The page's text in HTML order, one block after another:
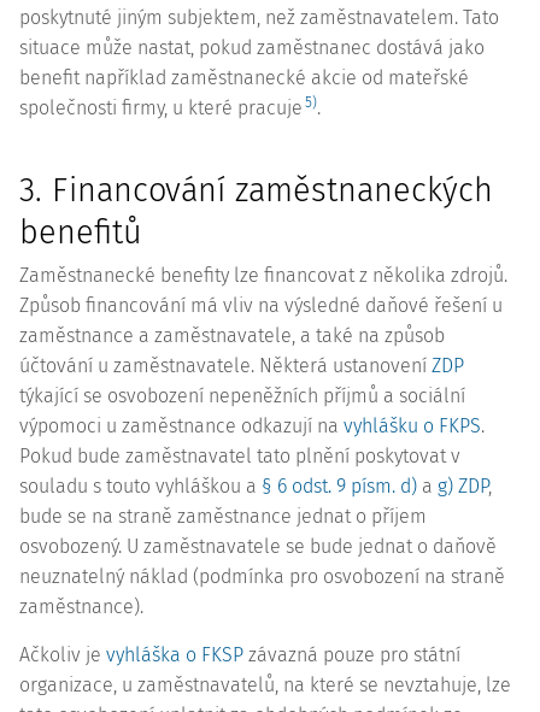
poskytnuté jiným subjektem, než zaměstnavatelem. Tato
situace může nastat, pokud zaměstnanec dostává jako
benefit například zaměstnanecké akcie od mateřské
společnosti firmy, u které pracuje 5).
3. Financování zaměstnaneckých
benefitů
Zaměstnanecké benefity lze financovat z několika zdrojů.
Způsob financování má vliv na výsledné daňové řešení u
zaměstnance a zaměstnavatele, a také na způsob
účtování u zaměstnavatele. Některá ustanovení ZDP
týkající se osvobození nepeněžních příjmů a sociální
výpomoci u zaměstnance odkazují na vyhlášku o FKPS.
Pokud bude zaměstnavatel tato plnění poskytovat v
souladu s touto vyhláškou a § 6 odst. 9 písm. d) a g) ZDP,
bude se na straně zaměstnance jednat o příjem
osvobozený. U zaměstnavatele se bude jednat o daňově
neuznatelný náklad (podmínka pro osvobození na straně
zaměstnance).
Ačkoliv je vyhláška o FKSP závazná pouze pro státní
organizace, u zaměstnavatelů, na které se nevztahuje, lze